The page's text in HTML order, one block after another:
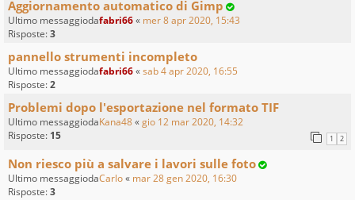
Aggiornamento automatico di Gimp
Ultimo messaggiodafabri66« mer 8 apr 2020, 15:43
Risposte:3
pannello strumenti incompleto
Ultimo messaggiodafabri66«sab 4 apr 2020, 16:55
Risposte:2
Problemi dopo l'esportazione nel formato TIF
Ultimo messaggiodaKana48«gio 12 mar 2020, 14:32
Risposte: 15 1 2
Non riesco più a salvare i lavori sulle foto
Ultimo messaggiodaCarlo« mar 28 gen 2020, 16:30
Risposte:3